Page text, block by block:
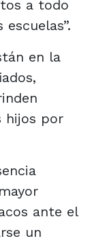
a todo
en la
hijos por
ante el
un